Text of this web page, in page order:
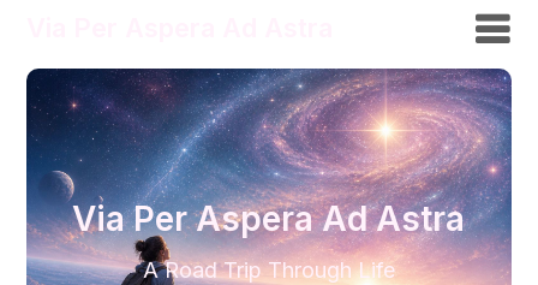
Via Per Aspera Ad Astra
A Road Trip Through Life